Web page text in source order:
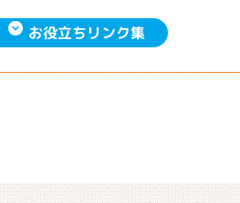
お役立ちリンク集